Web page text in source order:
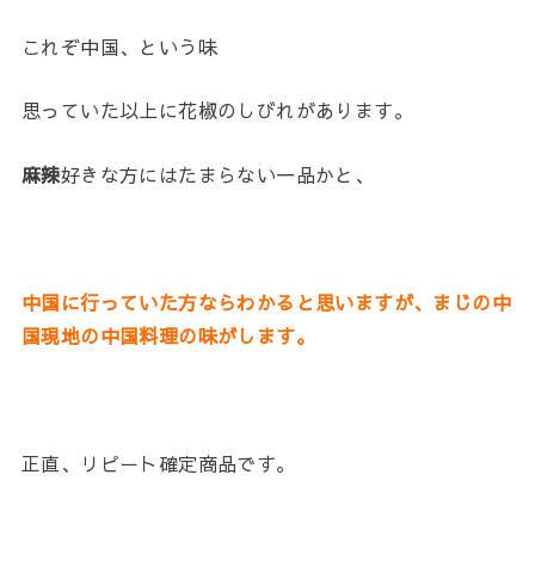
これぞ中国、という味
思っていた以上に花椒のしびれがあります。
麻辣好きな方にはたまらない一品かと、
中国に行っていた方ならわかると思いますが、まじの中
国現地の中国料理の味がします。
正直、リピート確定商品です。